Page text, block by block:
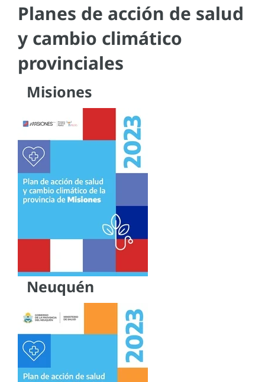
Planes de acción de salud
y cambio climático
provinciales
Misiones
Neuquén